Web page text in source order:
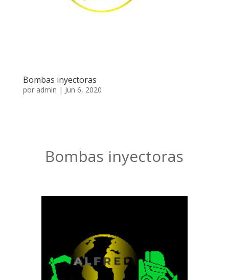
Bombas inyectoras
por admin | Jun 6, 2020
Bombas inyectoras